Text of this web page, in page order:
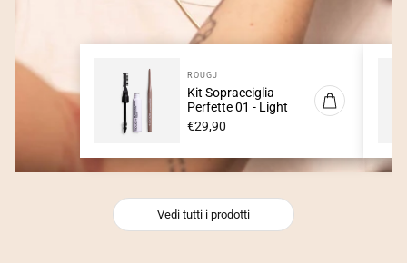
ROUGJ
Kit Sopracciglia
Perfette 01 - Light
Prezzo
€29,90
Vedi tutti i prodotti